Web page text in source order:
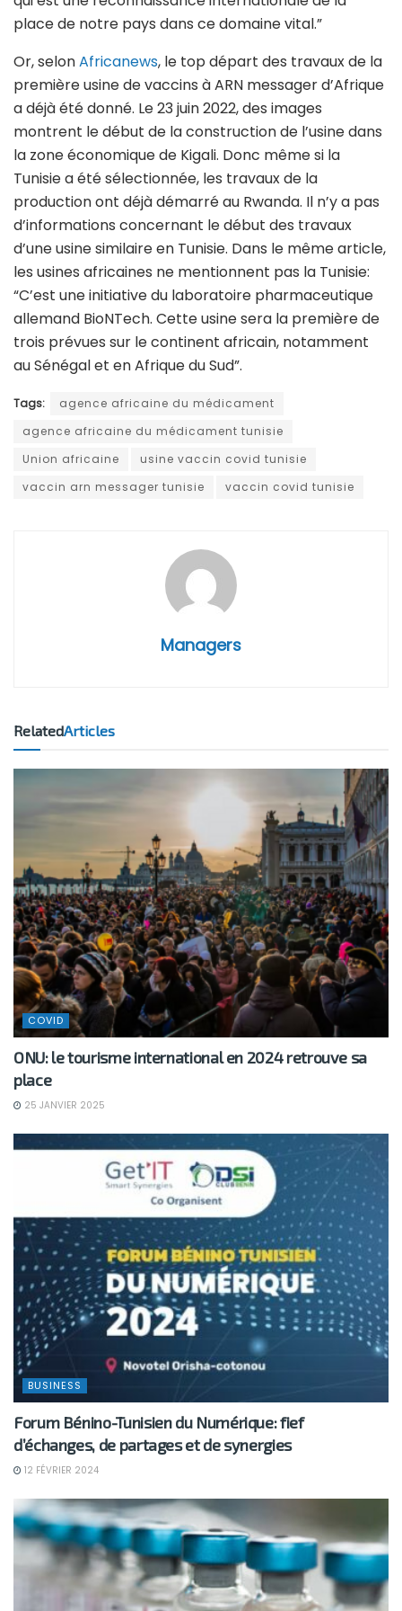
place de notre pays dans ce domaine vital.”
Or, selonAfricanews, le top départ des travaux de la
première usine de vaccins à ARN messager d’Afrique
a déjà été donné. Le 23 juin 2022, des images
montrent le début de la construction de l’usine dans
la zone économique de Kigali. Donc même si la
Tunisie a été sélectionnée, les travaux de la
production ont déjà démarré au Rwanda. Il n’y a pas
d’informations concernant le début des travaux
d’une usine similaire en Tunisie. Dans le même article,
les usines africaines ne mentionnent pas la Tunisie:
“C’est une initiative du laboratoire pharmaceutique
allemand BioNTech. Cette usine sera la première de
trois prévues sur le continent africain, notamment
au Sénégal et en Afrique du Sud”.
Tags:
agence africaine du médicament
agence africaine du médicament tunisie
Union africaine
usine vaccin covid tunisie
vaccin arn messager tunisie
vaccin covid tunisie
Managers
RelatedArticles
COVID
ONU: le tourisme international en 2024 retrouve sa
place
25 JANVIER 2025
BUSINESS
Forum Bénino-Tunisien du Numérique: fief
d’échanges, de partages et de synergies
12 FÉVRIER 2024